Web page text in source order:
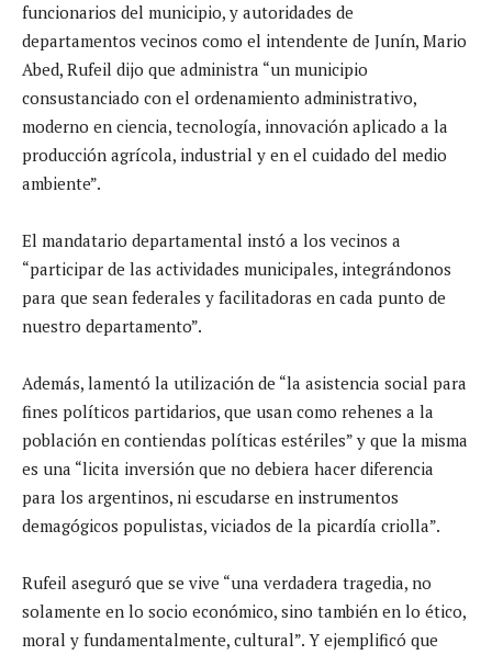
funcionarios del municipio, y autoridades de
departamentos vecinos como el intendente de Junín, Mario
Abed, Rufeil dijo que administra “un municipio
consustanciado con el ordenamiento administrativo,
moderno en ciencia, tecnología, innovación aplicado a la
producción agrícola, industrial y en el cuidado del medio
ambiente”.
El mandatario departamental instó a los vecinos a
“participar de las actividades municipales, integrándonos
para que sean federales y facilitadoras en cada punto de
nuestro departamento”.
Además, lamentó la utilización de “la asistencia social para
fines políticos partidarios, que usan como rehenes a la
población en contiendas políticas estériles” y que la misma
es una “licita inversión que no debiera hacer diferencia
para los argentinos, ni escudarse en instrumentos
demagógicos populistas, viciados de la picardía criolla”.
Rufeil aseguró que se vive “una verdadera tragedia, no
solamente en lo socio económico, sino también en lo ético,
moral y fundamentalmente, cultural”. Y ejemplificó que